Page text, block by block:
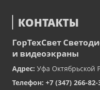
КОНТАКТЫ
ГорТехСвет
и видеоэкраны
Адрес: Уфа Октябрьской
Телефон: +7 (347) 266-82-